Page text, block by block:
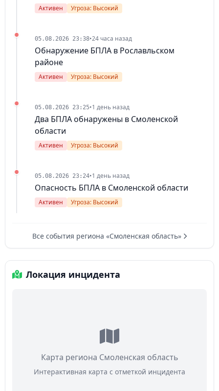
Активен Угроза: Высокий
05.08.2026 23:38•24 часа назад
Обнаружение БПЛА в Рославльском
районе
Активен Угроза: Высокий
05.08.2026 23:25•1 день назад
Два БПЛА обнаружены в Смоленской
области
Активен Угроза: Высокий
05.08.2026 23:24•1 день назад
Опасность БПЛА в Смоленской области
Активен Угроза: Высокий
Все события региона «Смоленская область»
Локация инцидента
Карта региона Смоленская область
Интерактивная карта с отметкой инцидента